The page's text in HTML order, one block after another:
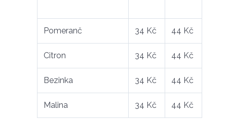
Pomeranč 34 Kč 44 Kč
Citron 34 Kč 44 Kč
Bezinka 34 Kč 44 Kč
Malina 34 Kč 44 Kč